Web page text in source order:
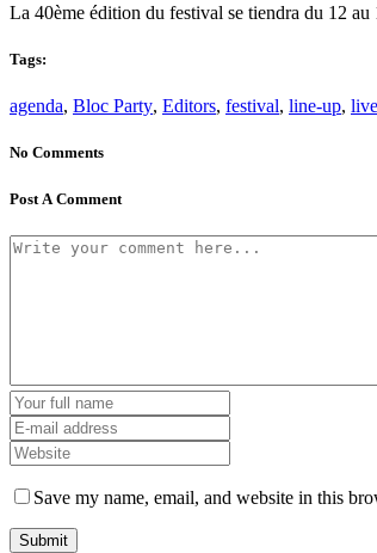
La 40ème édition du festival se tiendra du 12
Tags:
agenda, Bloc Party, Editors, festival, line-up, live
No Comments
Post A Comment
Save my name, email, and website in this